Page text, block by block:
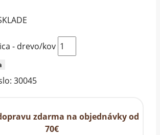
- drevo/kov
30045
zdarma na objednávky od
70€